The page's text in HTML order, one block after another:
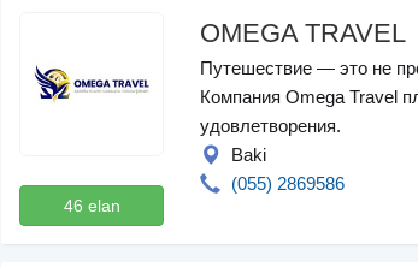
46 elan
OMEGA TRAVEL
Путешествие — это не
Компания Omega Travel
удовлетворения.
Baki
(055) 2869586